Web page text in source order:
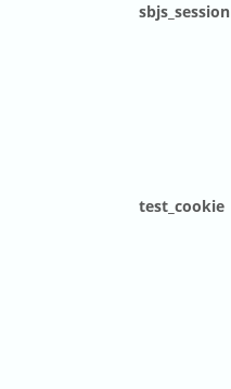
sbjs_session
test_cookie